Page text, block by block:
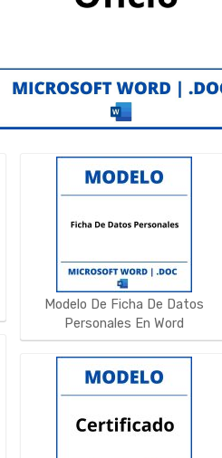
Modelo De Ficha De Datos
Personales En Word